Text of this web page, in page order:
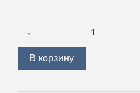
В корзину